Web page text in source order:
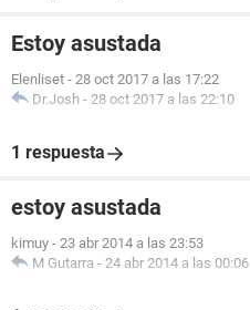
Estoy asustada
Elenliset - 28 oct 2017 a las 17:22
Dr.Josh - 28 oct 2017 a las 22:10
1 respuesta
estoy asustada
kimuy - 23 abr 2014 a las 23:53
M Gutarra - 24 abr 2014 a las 00:06